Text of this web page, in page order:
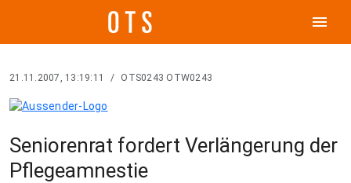
menu
21.11.2007, 13:19:11 / OTS0243 OTW0243
Seniorenrat fordert Verlängerung der
Pflegeamnestie